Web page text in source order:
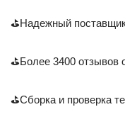
⛳Надежный
⛳Более 3400 отзывов
⛳Сборка и проверка